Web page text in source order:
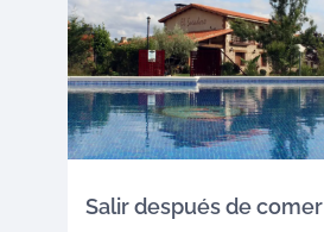
Salir después de comer